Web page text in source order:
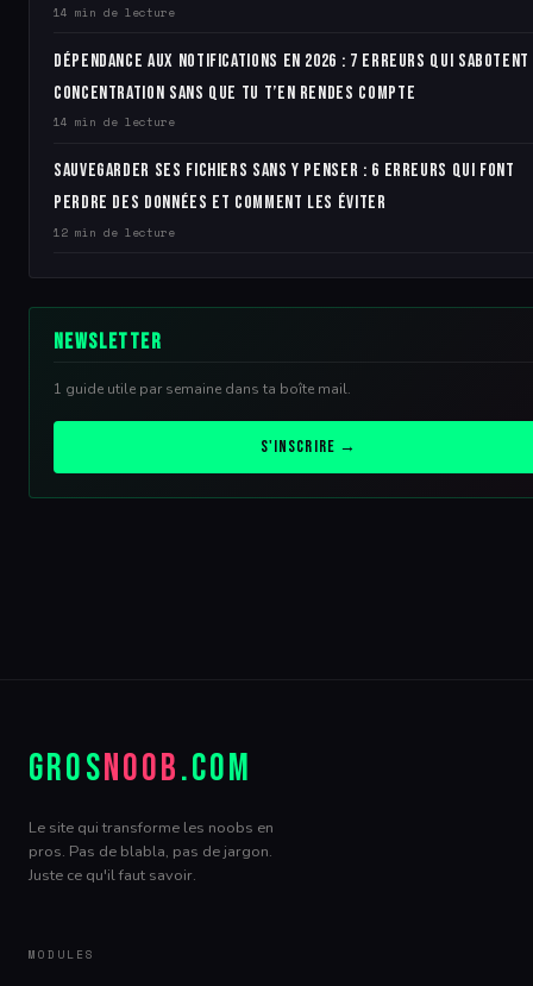
14 min de lecture
Dépendance aux notifications en 2026 : 7 erreurs qui
concentration sans que tu t’en rendes compte
14 min de lecture
Sauvegarder ses fichiers sans y penser : 6 erreurs qui font
perdre des données et comment les éviter
12 min de lecture
Newsletter
1 guide utile par semaine dans ta boîte mail.
S'inscrire →
GROSNOOB.COM
Le site qui transforme les noobs en
pros. Pas de blabla, pas de jargon.
Juste ce qu'il faut savoir.
MODULES